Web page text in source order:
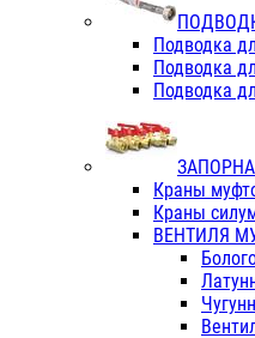
Подводка
Подводка
Подводка
Краны
Краны
ВЕНТИЛЯ